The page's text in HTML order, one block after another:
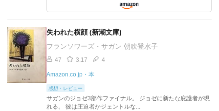
失われた横顔 (新潮文庫)
フランソワーズ・サガン 朝吹登水子
47 3.17 4
Amazon.co.jp・本
感想・レビュー
サガンのジョゼ3部作ファイナル。 ジョゼに新たな庇護者が現
れる。 彼は圧迫者かジェントルな...